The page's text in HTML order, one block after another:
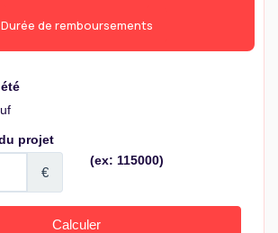
Durée de remboursements